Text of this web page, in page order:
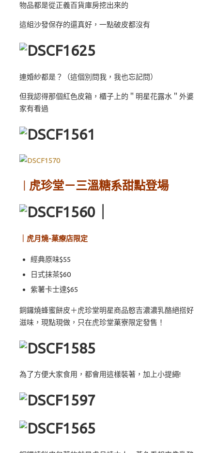
物品都是從正義百貨庫房挖出來的
這組沙發保存的還真好，一點破皮都沒有
連婚紗都是？（這個別問我，我也忘記問）
但我認得那個紅色皮箱，櫃子上的＂明星花露水＂外婆
家有看過
虎珍堂－三溫糖系甜點登場
｜虎月燒-菓療店限定
經典原味$55
日式抹茶$60
紫薯卡士達$65
銅鑼燒蜂蜜餅皮＋虎珍堂明星商品憨吉濃濃乳酪絕搭好
滋味，現點現做，只在虎珍堂菓寮限定發售！
為了方便大家食用，都會用這樣裝著，加上小提繩!